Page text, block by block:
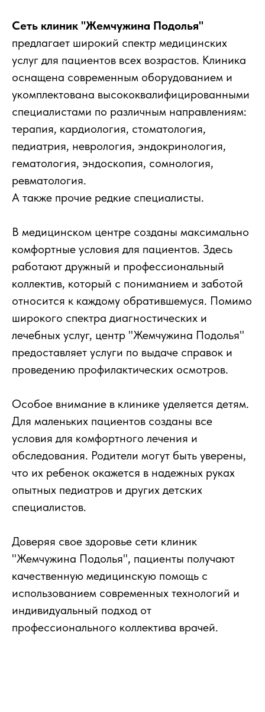
Сеть клиник "Жемчужина Подолья"
предлагает широкий спектр медицинских
услуг для пациентов всех возрастов. Клиника
оснащена современным оборудованием и
укомплектована высококвалифицированными
специалистами по различным направлениям:
терапия, кардиология, стоматология,
педиатрия, неврология, эндокринология,
гематология, эндоскопия, сомнология,
ревматология.
А также прочие редкие специалисты.
В медицинском центре созданы максимально
комфортные условия для пациентов. Здесь
работают дружный и профессиональный
коллектив, который с пониманием и заботой
относится к каждому обратившемуся. Помимо
широкого спектра диагностических и
лечебных услуг, центр "Жемчужина Подолья"
предоставляет услуги по выдаче справок и
проведению профилактических осмотров.
Особое внимание в клинике уделяется детям.
Для маленьких пациентов созданы все
условия для комфортного лечения и
обследования. Родители могут быть уверены,
что их ребенок окажется в надежных руках
опытных педиатров и других детских
специалистов.
Доверяя свое здоровье сети клиник
"Жемчужина Подолья", пациенты получают
качественную медицинскую помощь с
использованием современных технологий и
индивидуальный подход от
профессионального коллектива врачей.